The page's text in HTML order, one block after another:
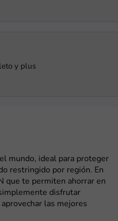
y plus
mundo, ideal para proteger
restringido por región. En
que te permiten ahorrar en
disfrutar
las mejores